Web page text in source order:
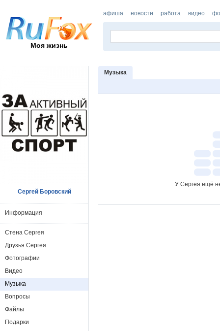
Моя жизнь
афиша новости работа видео
Музыка
У Сергея ещё
Сергей Боровский
Информация
Стена Сергея
Друзья Сергея
Фотографии
Видео
Музыка
Вопросы
Файлы
Подарки